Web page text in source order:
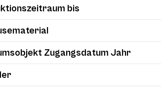
bis
Zugangsdatum Jahr